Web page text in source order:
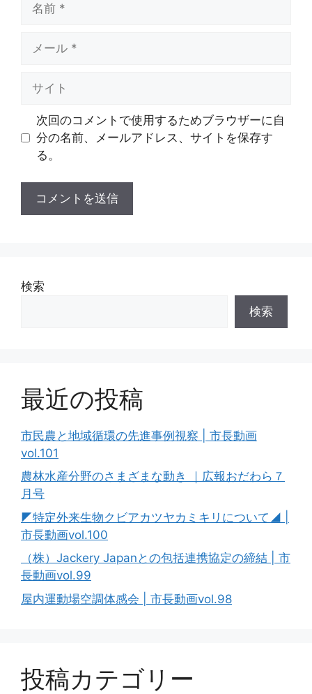
次回のコメントで使用するためブラウザーに自
分の名前、メールアドレス、サイトを保存す
る。
検索
検索
最近の投稿
市民農と地域循環の先進事例視察 | 市長動画
vol.101
農林水産分野のさまざまな動き ｜広報おだわら７
月号
◤特定外来生物クビアカツヤカミキリについて◢ |
市長動画vol.100
（株）Jackery Japanとの包括連携協定の締結 | 市
長動画vol.99
屋内運動場空調体感会 | 市長動画vol.98
投稿カテゴリー